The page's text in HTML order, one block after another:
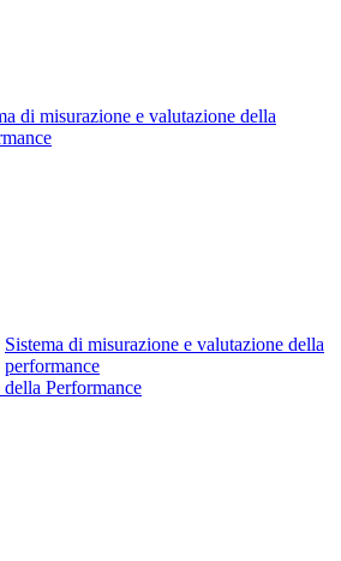
di misurazione e valutazione della
Sistema di misurazione e valutazione della
performance
della Performance